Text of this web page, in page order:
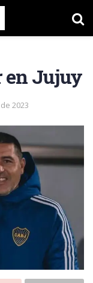
en Jujuy
2023